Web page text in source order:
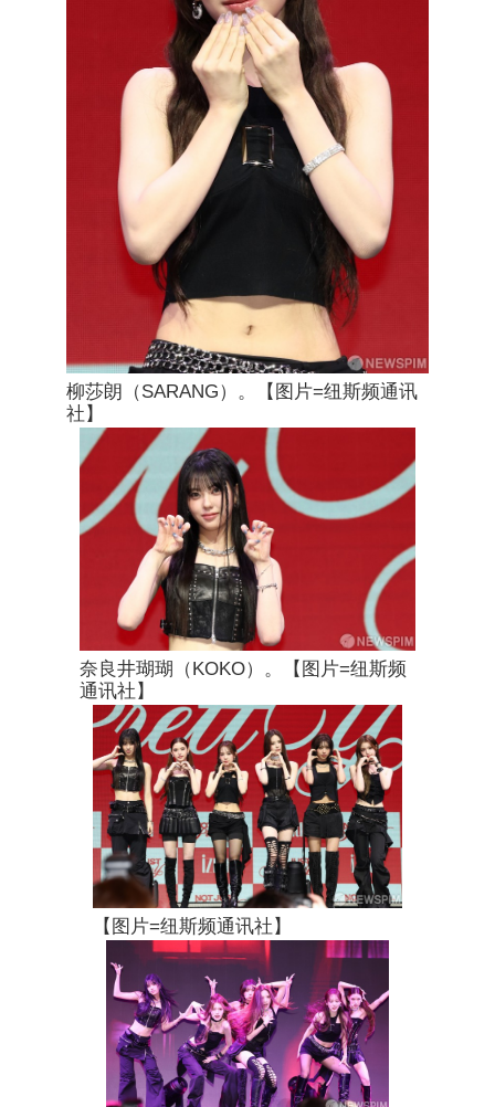
柳莎朗（SARANG）。【图片=纽斯频通讯
社】
奈良井瑚瑚（KOKO）。【图片=纽斯频
通讯社】
【图片=纽斯频通讯社】